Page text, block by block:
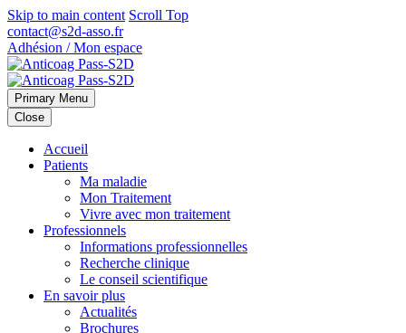
Skip to main content Scroll Top
contact@s2d-asso.fr
Adhésion / Mon espace
Primary Menu
Close
Accueil
Patients
Ma maladie
Mon Traitement
Vivre avec mon traitement
Professionnels
Informations professionnelles
Recherche clinique
Le conseil scientifique
En savoir plus
Actualités
Brochures